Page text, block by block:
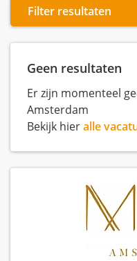
Filter resultaten
Geen resultaten
Er zijn momenteel
Amsterdam
Bekijk hieralle